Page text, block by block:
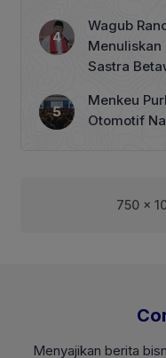
Wagub
Menuliskan
Sastra
Menkeu
Otomotif
750 x
Menyajikan berita